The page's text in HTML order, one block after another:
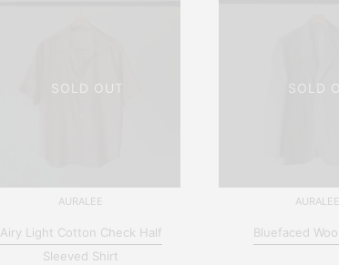
AURALEE
Airy Light Cotton Check Half
Sleeved Shirt
SOLD OUT
AURALEE
Bluefaced
SOLD